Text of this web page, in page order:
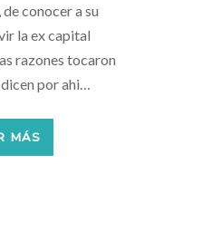
conocer a su
la ex capital
razones tocaron
dicen por ahi…
MÁS